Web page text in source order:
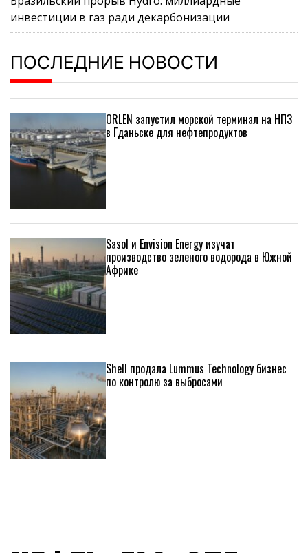
инвестиции в газ ради декарбонизации
ПОСЛЕДНИЕ НОВОСТИ
ORLEN запустил морской терминал на НПЗ
в Гданьске для нефтепродуктов
Sasol и Envision Energy изучат
производство зеленого водорода в Южной
Африке
Shell продала Lummus Technology бизнес
по контролю за выбросами